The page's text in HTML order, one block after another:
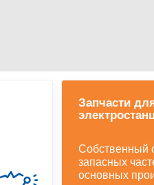
Запчасти
Собственный
запасных
основных